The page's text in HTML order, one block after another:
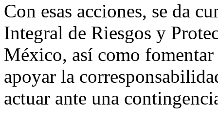
Con esas acciones, se da
Integral de Riesgos y
México, así como
apoyar la
actuar ante una